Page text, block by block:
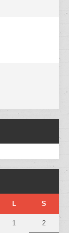
L S
1 2